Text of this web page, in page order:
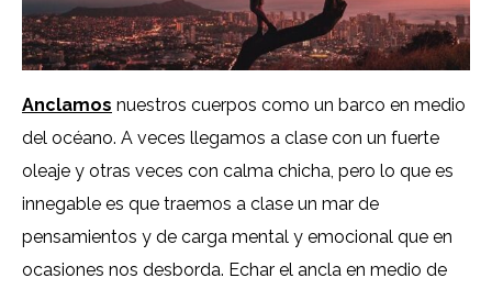
Anclamos nuestros cuerpos como un barco en medio
del océano. A veces llegamos a clase con un fuerte
oleaje y otras veces con calma chicha, pero lo que es
innegable es que traemos a clase un mar de
pensamientos y de carga mental y emocional que en
ocasiones nos desborda. Echar el ancla en medio de